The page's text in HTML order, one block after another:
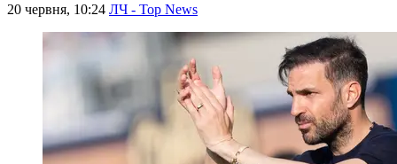
20 червня, 10:24 ЛЧ - Top News